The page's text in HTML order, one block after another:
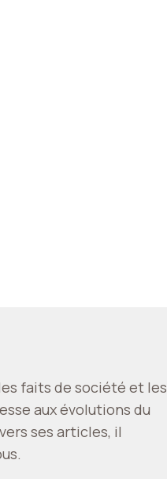
faits de société et les
aux évolutions du
ses articles, il